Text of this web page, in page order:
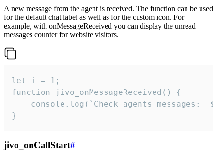
A new message from the agent is received. The function can be used
for the default chat label as well as for the custom icon. For
example, with onMessageReceived you can display the unread
messages counter for website visitors.
let i = 1;
function jivo_onMessageReceived() {
}
jivo_onCallStart#